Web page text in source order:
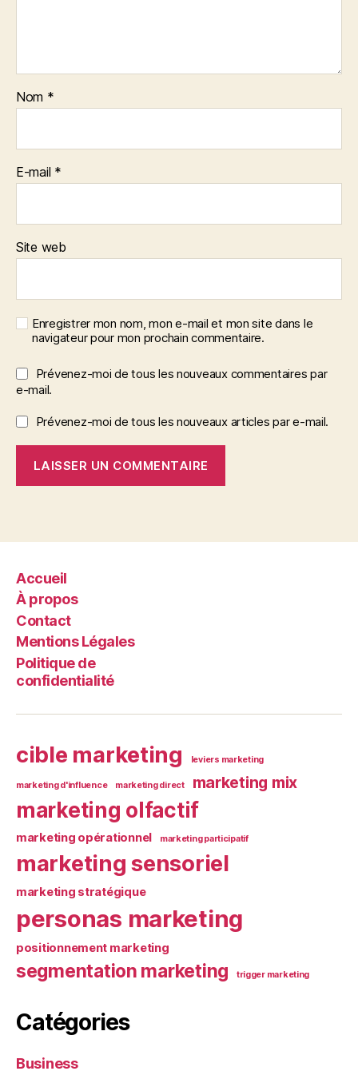
Nom *
E-mail *
Site web
Enregistrer mon nom, mon e-mail et mon site dans le
navigateur pour mon prochain commentaire.
Prévenez-moi de tous les nouveaux commentaires par
e-mail.
Prévenez-moi de tous les nouveaux articles par e-mail.
Accueil
À propos
Contact
Mentions Légales
Politique de
confidentialité
cible marketing leviers marketing
marketing d'influence marketing direct marketing mix
marketing olfactif
marketing opérationnel marketing participatif
marketing sensoriel
marketing stratégique
personas marketing
positionnement marketing
segmentation marketing trigger marketing
Catégories
Business